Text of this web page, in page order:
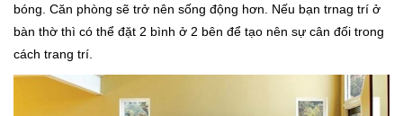
bóng. Căn phòng sẽ trở nên sống động hơn. Nếu bạn trnag trí ở
bàn thờ thì có thể đặt 2 bình ở 2 bên để tạo nên sự cân đối trong
cách trang trí.